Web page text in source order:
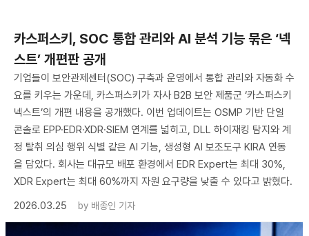
카스퍼스키, SOC 통합 관리와 AI 분석 기능 묶은 ‘넥
스트’ 개편판 공개
기업들이 보안관제센터(SOC) 구축과 운영에서 통합 관리와 자동화 수
요를 키우는 가운데, 카스퍼스키가 자사 B2B 보안 제품군 ‘카스퍼스키
넥스트’의 개편 내용을 공개했다. 이번 업데이트는 OSMP 기반 단일
콘솔로 EPP·EDR·XDR·SIEM 연계를 넓히고, DLL 하이재킹 탐지와 계
정 탈취 의심 행위 식별 같은 AI 기능, 생성형 AI 보조도구 KIRA 연동
을 담았다. 회사는 대규모 배포 환경에서 EDR Expert는 최대 30%,
XDR Expert는 최대 60%까지 자원 요구량을 낮출 수 있다고 밝혔다.
2026.03.25
by 배종인 기자